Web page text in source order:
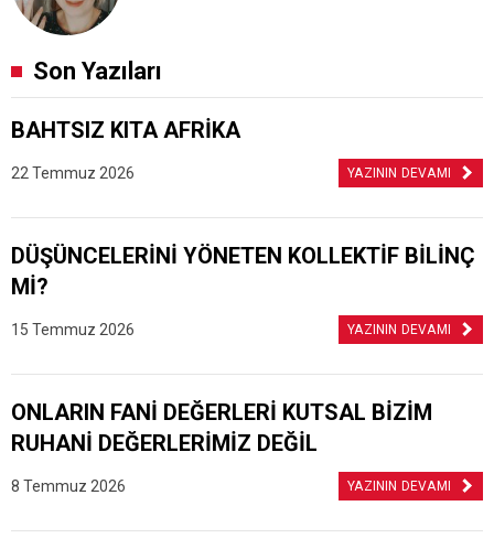
Son Yazıları
BAHTSIZ KITA AFRİKA
22 Temmuz 2026 YAZININ DEVAMI
DÜŞÜNCELERİNİ YÖNETEN KOLLEKTİF BİLİNÇ
Mİ?
15 Temmuz 2026 YAZININ DEVAMI
ONLARIN FANİ DEĞERLERİ KUTSAL BİZİM
RUHANİ DEĞERLERİMİZ DEĞİL
8 Temmuz 2026 YAZININ DEVAMI